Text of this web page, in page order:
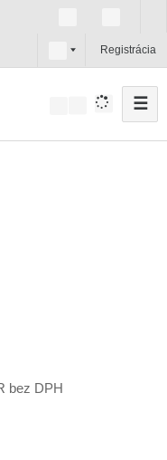
s
k
Registrácia
☰
bez DPH